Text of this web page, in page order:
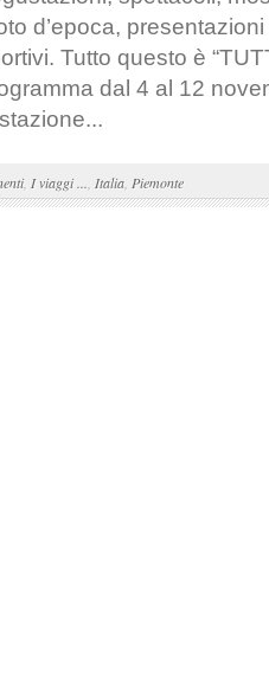
d’epoca,
Tutto questo è
dal 4 al 12
, I viaggi ... Italia Piemonte